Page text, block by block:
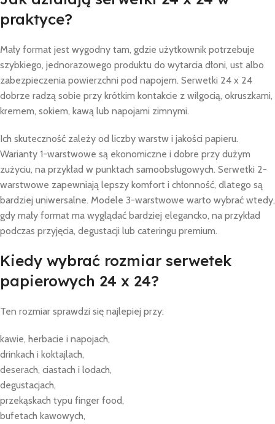
praktyce?
Mały format jest wygodny tam, gdzie użytkownik potrzebuje
szybkiego, jednorazowego produktu do wytarcia dłoni, ust albo
zabezpieczenia powierzchni pod napojem. Serwetki 24 x 24
dobrze radzą sobie przy krótkim kontakcie z wilgocią, okruszkami,
kremem, sokiem, kawą lub napojami zimnymi.
Ich skuteczność zależy od liczby warstw i jakości papieru.
Warianty 1-warstwowe są ekonomiczne i dobre przy dużym
zużyciu, na przykład w punktach samoobsługowych. Serwetki 2-
warstwowe zapewniają lepszy komfort i chłonność, dlatego są
bardziej uniwersalne. Modele 3-warstwowe warto wybrać wtedy,
gdy mały format ma wyglądać bardziej elegancko, na przykład
podczas przyjęcia, degustacji lub cateringu premium.
Kiedy wybrać rozmiar serwetek
papierowych 24 x 24?
Ten rozmiar sprawdzi się najlepiej przy:
kawie, herbacie i napojach,
drinkach i koktajlach,
deserach, ciastach i lodach,
degustacjach,
przekąskach typu finger food,
bufetach kawowych,